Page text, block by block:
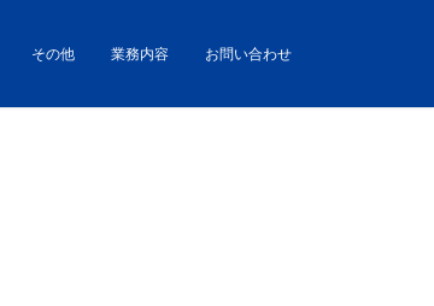
その他 業務内容 お問い合わせ